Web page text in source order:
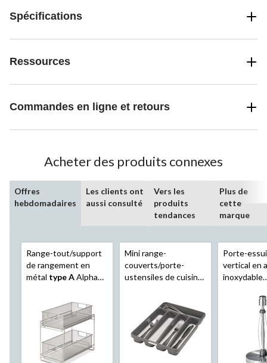
Spécifications
Ressources
Commandes en ligne et retours
Acheter des produits connexes
Offres
hebdomadaires
Les clients ont
aussi consulté
Vers les
produits
tendances
Plus de
cette
marque
Range-tout/support
de rangement en
métal type AAlpha
coulissants
Mini range-
couverts/porte-
ustensiles de cuisine
compartiments, gris
Porte-
vertical en
inoxydable
Tear avec
lestée, 13